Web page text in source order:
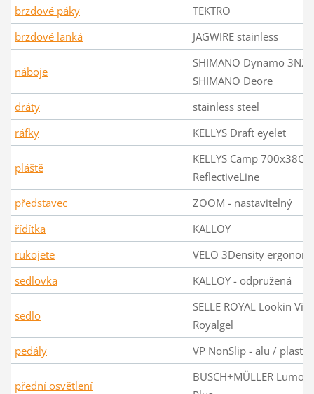
brzdové páky
TEKTRO
brzdové lanká
JAGWIRE stainless
náboje
SHIMANO Dynamo
SHIMANO Deore
dráty
stainless steel
ráfky
KELLYS Draft eyelet
pláště
KELLYS Camp 700x38C -
ReflectiveLine
představec
ZOOM - nastavitelný
řídítka
KALLOY
rukojete
VELO 3Density
sedlovka
KALLOY - odpružená
sedlo
SELLE ROYAL Lookin
Royalgel
pedály
VP NonSlip - alu / plast
přední osvětlení
BUSCH+MÜLLER